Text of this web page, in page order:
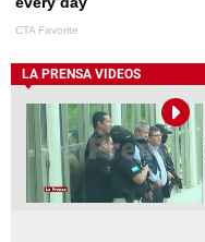
LA PRENSA VIDEOS